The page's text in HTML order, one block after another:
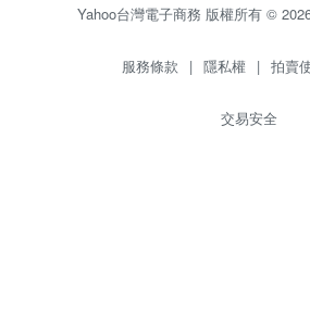
Yahoo台灣電子商務 版權所有 ©
服務條款 | 隱私權 | 拍賣
交易安全